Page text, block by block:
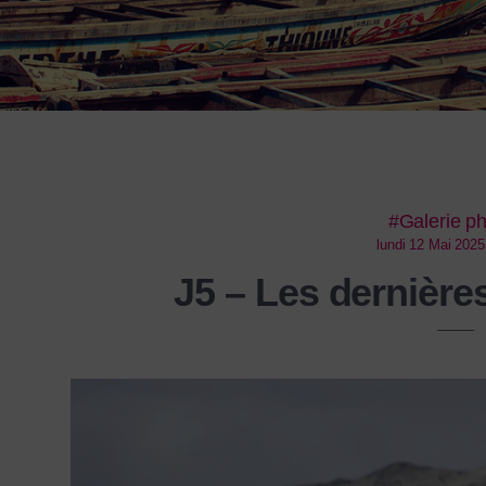
#Galerie
lundi 12 Mai
J5 – Les